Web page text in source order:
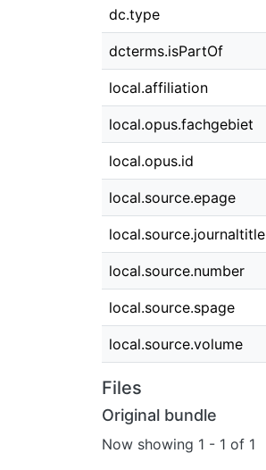
dc.type
dcterms.isPartOf
local.affiliation
local.opus.fachgebiet
local.opus.id
local.source.epage
local.source.journaltitle
local.source.number
local.source.spage
local.source.volume
Files
Original bundle
Now showing 1 - 1 of 1